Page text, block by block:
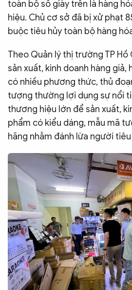
toàn bộ số giày trên là hàng
hiệu. Chủ cơ sở đã bị xử phạt
buộc tiêu hủy toàn bộ hàng
Theo Quản lý thị trường TP Hồ
sản xuất, kinh doanh hàng giả,
có nhiều phương thức, thủ
tượng thường lợi dụng sự nổi
thương hiệu lớn để sản xuất,
phẩm có kiểu dáng, mẫu mã
hãng nhằm đánh lừa người